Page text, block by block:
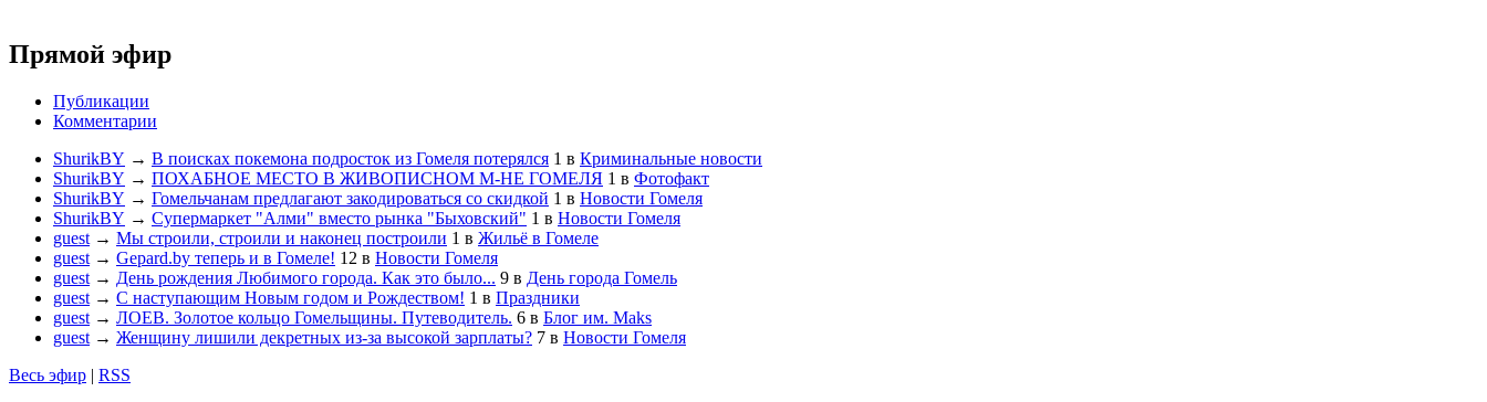
Прямой эфир
Публикации
Комментарии
ShurikBY → В поисках покемона подросток из Гомеля потерялся 1 в Криминальные новости
ShurikBY → ПОХАБНОЕ МЕСТО В ЖИВОПИСНОМ М-НЕ ГОМЕЛЯ 1 в Фотофакт
ShurikBY → Гомельчанам предлагают закодироваться со скидкой 1 в Новости Гомеля
ShurikBY → Супермаркет "Алми" вместо рынка "Быховский" 1 в Новости Гомеля
guest → Мы строили, строили и наконец построили 1 в Жильё в Гомеле
guest → Gepard.by теперь и в Гомеле! 12 в Новости Гомеля
guest → День рождения Любимого города. Как это было... 9 в День города Гомель
guest → С наступающим Новым годом и Рождеством! 1 в Праздники
guest → ЛОЕВ. Золотое кольцо Гомельщины. Путеводитель. 6 в Блог им. Maks
guest → Женщину лишили декретных из-за высокой зарплаты? 7 в Новости Гомеля
Весь эфир | RSS